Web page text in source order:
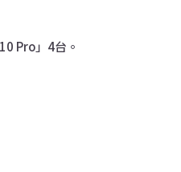
Pro」4台。